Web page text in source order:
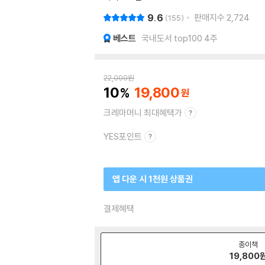
9.6 155 판매지수 2,724
베스트 국내도서 top100 4주
22,000원
10 19,800
크레마머니 최대혜택가
YES포인트
앱 다운 시 1천원 상품권
결제혜택
종이책
19,800